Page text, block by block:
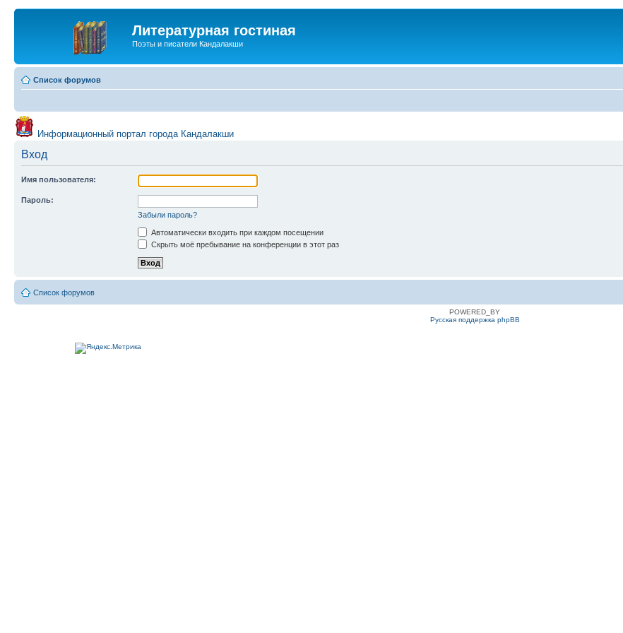
Литературная гостиная
Поэты и писатели Кандалакши
Список форумов
Информационный портал города Кандалакши
Вход
Имя пользователя:
Пароль:
Забыли пароль?
Автоматически входить при каждом посещении
Скрыть моё пребывание на конференции в этот раз
Список форумов
POWERED_BY
Русская поддержка phpBB